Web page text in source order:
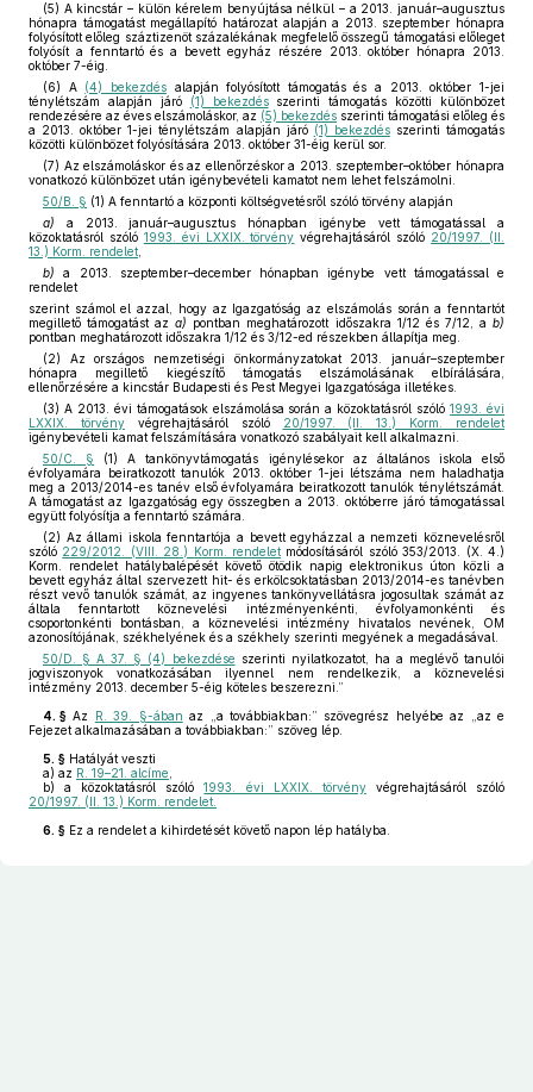
(5) A kincstár – külön kérelem benyújtása nélkül – a 2013. január–augusztus
hónapra támogatást megállapító határozat alapján a 2013. szeptember hónapra
folyósított előleg száztizenöt százalékának megfelelő összegű támogatási előleget
folyósít a fenntartó és a bevett egyház részére 2013. október hónapra 2013.
október 7-éig.
(6) A (4) bekezdésalapján folyósított támogatás és a 2013. október 1-jei
ténylétszám alapján járó
(1) bekezdésszerinti támogatás közötti különbözet
rendezésére az éves elszámoláskor, az (5) bekezdés szerinti támogatási előleg és
a 2013. október 1-jei ténylétszám alapján járó (1) bekezdésszerinti támogatás
közötti különbözet folyósítására 2013. október 31-éig kerül sor.
(7) Az elszámoláskor és az ellenőrzéskor a 2013. szeptember–október hónapra
vonatkozó különbözet után igénybevételi kamatot nem lehet felszámolni.
50/B. § (1) A fenntartó a központi költségvetésről szóló törvény alapján
a) a 2013. január–augusztus hónapban igénybe vett támogatással a
közoktatásról szóló 1993. évi LXXIX. törvény végrehajtásáról szóló 20/1997. (II.
13.) Korm. rendelet
b) a 2013. szeptember–december hónapban igénybe vett támogatással e
rendelet
szerint számol el azzal, hogy az Igazgatóság az elszámolás során a fenntartót
megillető támogatást aza) pontban meghatározott időszakra 1/12 és 7/12, ab)
pontban meghatározott időszakra 1/12 és 3/12-ed részekben állapítja meg.
(2) Az országos nemzetiségi önkormányzatokat 2013. január–szeptember
hónapra megillető kiegészítő támogatás elszámolásának elbírálására,
ellenőrzésére a kincstár Budapesti és Pest Megyei Igazgatósága illetékes.
(3) A 2013. évi támogatások elszámolása során a közoktatásról szóló1993. évi
LXXIX. törvényvégrehajtásáról szóló
20/1997. (II. 13.) Korm. rendelet
igénybevételi kamat felszámítására vonatkozó szabályait kell alkalmazni.
50/C. § (1) A tankönyvtámogatás igénylésekor az általános iskola első
évfolyamára beiratkozott tanulók 2013. október 1-jei létszáma nem haladhatja
meg a 2013/2014-es tanév első évfolyamára beiratkozott tanulók ténylétszámát.
A támogatást az Igazgatóság egy összegben a 2013. októberre járó támogatással
együtt folyósítja a fenntartó számára.
(2) Az állami iskola fenntartója a bevett egyházzal a nemzeti köznevelésről
szóló 229/2012. (VIII. 28.) Korm. rendelet módosításáról szóló 353/2013. (X. 4.)
Korm. rendelet hatálybalépését követő ötödik napig elektronikus úton közli a
bevett egyház által szervezett hit- és erkölcsoktatásban 2013/2014-es tanévben
részt vevő tanulók számát, az ingyenes tankönyvellátásra jogosultak számát az
általa fenntartott köznevelési intézményenkénti, évfolyamonkénti és
csoportonkénti bontásban, a köznevelési intézmény hivatalos nevének, OM
azonosítójának, székhelyének és a székhely szerinti megyének a megadásával.
50/D. § A 37. § (4) bekezdése szerinti nyilatkozatot, ha a meglévő tanulói
jogviszonyok vonatkozásában ilyennel nem rendelkezik, a köznevelési
intézmény 2013. december 5-éig köteles beszerezni.”
4. § Az R. 39. §-ában az „a továbbiakban:” szövegrész helyébe az „az e
Fejezet alkalmazásában a továbbiakban:” szöveg lép.
5. § Hatályát veszti
a) az R. 19–21. alcíme
b) a közoktatásról szóló1993. évi LXXIX. törvényvégrehajtásáról szóló
20/1997. (II. 13.) Korm. rendelet.
6. § Ez a rendelet a kihirdetését követő napon lép hatályba.